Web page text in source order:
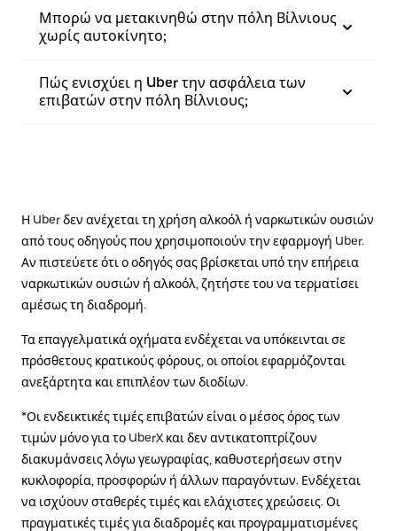
Μπορώ να μετακινηθώ στην πόλη Βίλνιους
χωρίς αυτοκίνητο;
Πώς ενισχύει η Uber την ασφάλεια των
επιβατών στην πόλη Βίλνιους;
Η Uber δεν ανέχεται τη χρήση αλκοόλ ή ναρκωτικών ουσιών
από τους οδηγούς που χρησιμοποιούν την εφαρμογή Uber.
Αν πιστεύετε ότι ο οδηγός σας βρίσκεται υπό την επήρεια
ναρκωτικών ουσιών ή αλκοόλ, ζητήστε του να τερματίσει
αμέσως τη διαδρομή.
Τα επαγγελματικά οχήματα ενδέχεται να υπόκεινται σε
πρόσθετους κρατικούς φόρους, οι οποίοι εφαρμόζονται
ανεξάρτητα και επιπλέον των διοδίων.
*Οι ενδεικτικές τιμές επιβατών είναι ο μέσος όρος των
τιμών μόνο για το UberX και δεν αντικατοπτρίζουν
διακυμάνσεις λόγω γεωγραφίας, καθυστερήσεων στην
κυκλοφορία, προσφορών ή άλλων παραγόντων. Ενδέχεται
να ισχύουν σταθερές τιμές και ελάχιστες χρεώσεις. Οι
πραγματικές τιμές για διαδρομές και προγραμματισμένες